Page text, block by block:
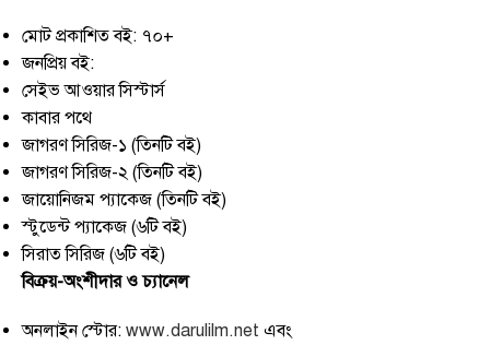
মোট প্রকাশিত বই: ৭০+
জনপ্রিয় বই:
সেইভ আওয়ার সিস্টার্স
কাবার পথে
জাগরণ সিরিজ-১ (তিনটি বই)
জাগরণ সিরিজ-২ (তিনটি বই)
জায়োনিজম প্যাকেজ (তিনটি বই)
স্টুডেন্ট প্যাকেজ (৬টি বই)
সিরাত সিরিজ (৬টি বই)
বিক্রয়-অংশীদার ও চ্যানেল
অনলাইন স্টোর: www.darulilm.net এবং